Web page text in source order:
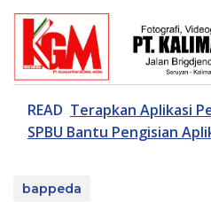
READ Terapkan Aplikasi
SPBU Bantu Pengisian
bappeda